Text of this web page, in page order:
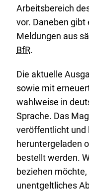
Arbeitsbereich
vor. Daneben gibt
Meldungen aus
BfR.
Die aktuelle
sowie mit
wahlweise in
Sprache. Das
veröffentlicht und
heruntergeladen
bestellt werden.
beziehen
unentgeltliches